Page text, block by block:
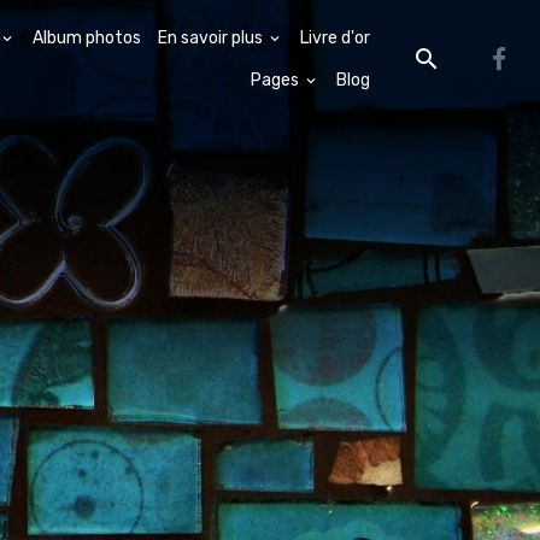
Album photos En savoir plus Livre d'or
Pages Blog